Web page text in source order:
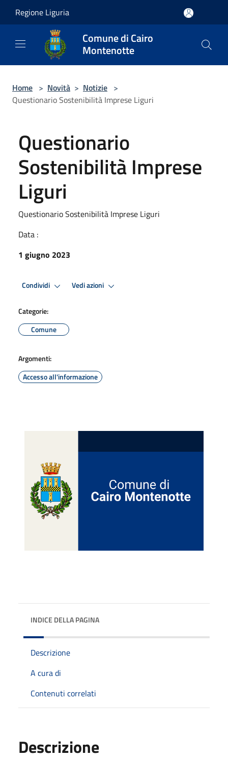
Regione Liguria
Comune di Cairo
Montenotte
Home > Novità > Notizie >
Questionario Sostenibilità Imprese Liguri
Questionario
Sostenibilità Imprese
Liguri
Questionario Sostenibilità Imprese Liguri
Data :
1 giugno 2023
Condividi Vedi azioni
Categorie:
Comune
Argomenti:
Accesso all'informazione
INDICE DELLA PAGINA
Descrizione
A cura di
Contenuti correlati
Descrizione